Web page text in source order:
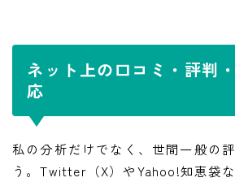
ネット上の口コミ・評判
応
私の分析だけでなく、世間一般の
う。Twitter（X）やYahoo!知恵袋